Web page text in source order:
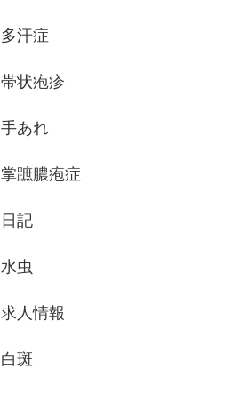
多汗症
帯状疱疹
手あれ
掌蹠膿疱症
日記
水虫
求人情報
白斑